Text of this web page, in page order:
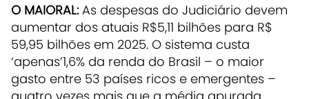
O MAIORAL:As despesas do Judiciário devem
aumentar dos atuais R$5,11 bilhões para R$
59,95 bilhões em 2025. O sistema custa
‘apenas’1,6% da renda do Brasil – o maior
gasto entre 53 países ricos e emergentes –